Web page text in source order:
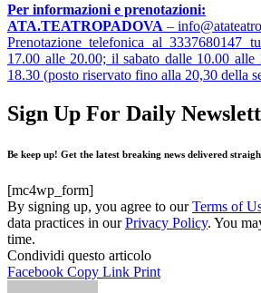
Per informazioni e prenotazioni:
ATA.TEATROPADOVA –
Prenotazione telefonica al 3337680147
17.00 alle 20.00; il sabato dalle 10.00
18.30 (posto riservato fino alla 20,30 della
Sign Up For Daily
Be keep up! Get the latest breaking news delivered
[mc4wp_form]
By signing up, you agree to ourTerms of
data practices in ourPrivacy Policy. You
time.
Condividi questo articolo
Facebook Copy Link Print